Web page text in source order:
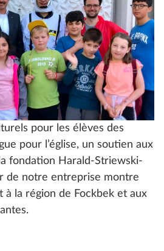
pour les élèves des
pour l’église, un soutien aux
fondation Harald-Striewski-
de notre entreprise montre
à la région de Fockbek et aux